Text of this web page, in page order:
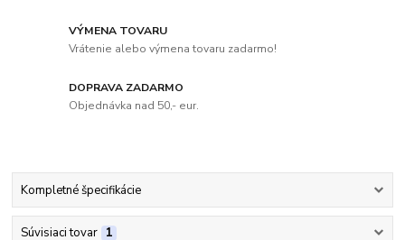
VÝMENA TOVARU
Vrátenie alebo výmena tovaru zadarmo!
DOPRAVA ZADARMO
Objednávka nad 50,- eur.
Kompletné špecifikácie
Súvisiaci tovar 1